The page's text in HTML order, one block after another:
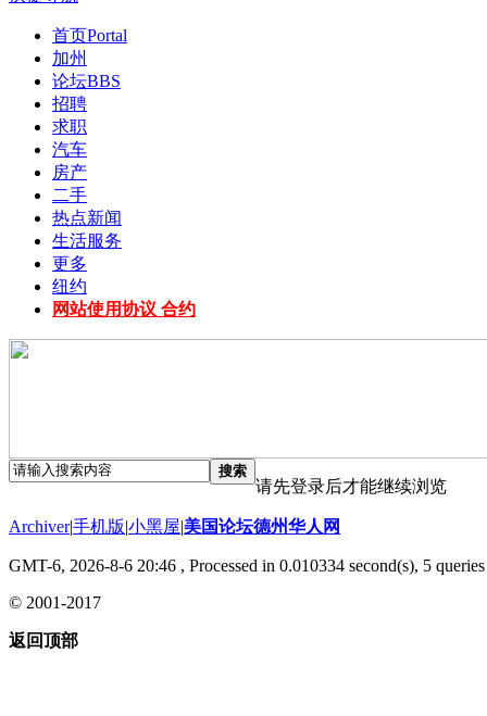
首页Portal
加州
论坛BBS
招聘
求职
汽车
房产
二手
热点新闻
生活服务
更多
纽约
网站使用协议 合约
搜索
请先登录后才能继续浏览
Archiver|手机版|小黑屋|美国论坛德州华人网
GMT-6, 2026-8-6 20:46 , Processed in 0.010334 second(s), 5
© 2001-2017
返回顶部